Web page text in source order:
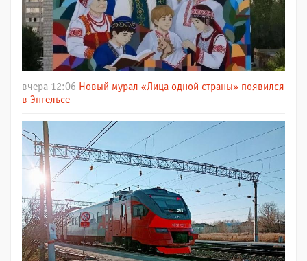
вчера 12:06 Новый мурал «Лица одной страны» появился
в Энгельсе